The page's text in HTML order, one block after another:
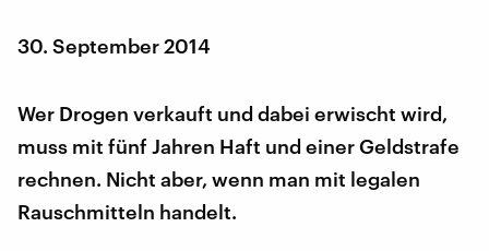
30. September 2014
Wer Drogen verkauft und dabei erwischt wird,
muss mit fünf Jahren Haft und einer Geldstrafe
rechnen. Nicht aber, wenn man mit legalen
Rauschmitteln handelt.